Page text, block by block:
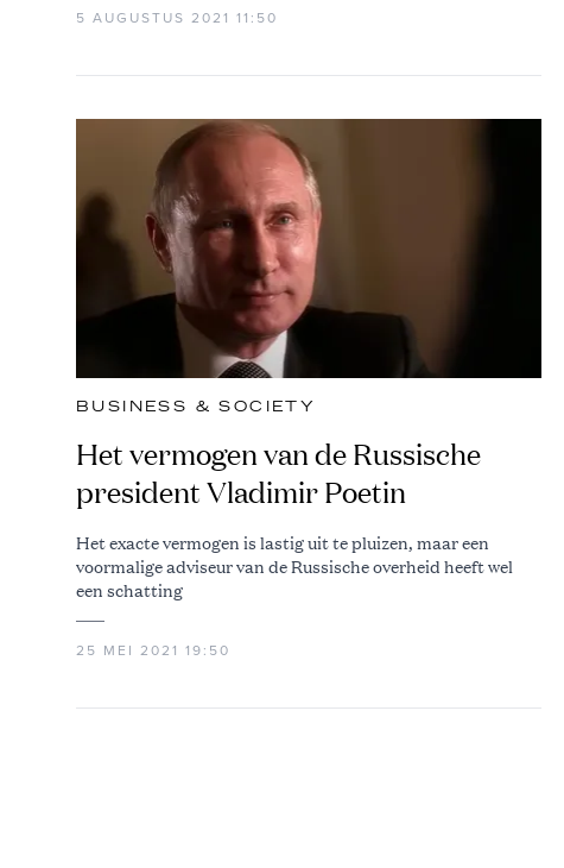
5 AUGUSTUS 2021 11:50
BUSINESS & SOCIETY
Het vermogen van de Russische
president Vladimir Poetin
Het exacte vermogen is lastig uit te pluizen, maar een
voormalige adviseur van de Russische overheid heeft wel
een schatting
25 MEI 2021 19:50